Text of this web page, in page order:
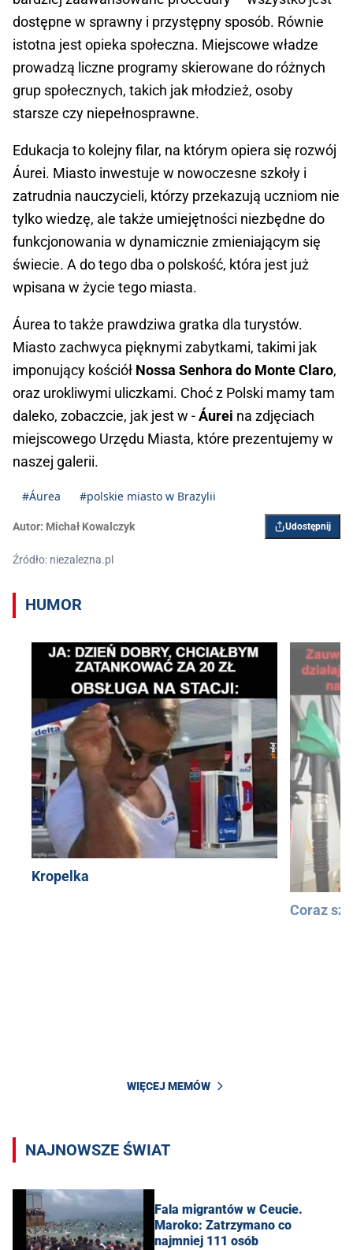
dostępne w sprawny i przystępny sposób. Równie
istotna jest opieka społeczna. Miejscowe władze
prowadzą liczne programy skierowane do różnych
grup społecznych, takich jak młodzież, osoby
starsze czy niepełnosprawne.
Edukacja to kolejny filar, na którym opiera się rozwój
Áurei. Miasto inwestuje w nowoczesne szkoły i
zatrudnia nauczycieli, którzy przekazują uczniom nie
tylko wiedzę, ale także umiejętności niezbędne do
funkcjonowania w dynamicznie zmieniającym się
świecie. A do tego dba o polskość, która jest już
wpisana w życie tego miasta.
Áurea to także prawdziwa gratka dla turystów.
Miasto zachwyca pięknymi zabytkami, takimi jak
imponujący kościół Nossa Senhora do Monte Claro,
oraz urokliwymi uliczkami. Choć z Polski mamy tam
daleko, zobaczcie, jak jest w -Áurei na zdjęciach
miejscowego Urzędu Miasta, które prezentujemy w
naszej galerii.
#Áurea #polskie miasto w Brazylii
Autor: Michał Kowalczyk Udostępnij
Źródło: niezalezna.pl
HUMOR
Kropelka
Coraz
WIĘCEJ MEMÓW
NAJNOWSZE ŚWIAT
Fala migrantów w Ceucie.
Maroko: Zatrzymano co
najmniej 111 osób